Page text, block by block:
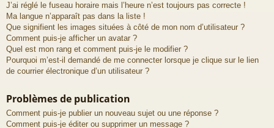
J’ai réglé le fuseau horaire mais l’heure n’est toujours pas correcte !
Ma langue n’apparaît pas dans la liste !
Que signifient les images situées à côté de mon nom d’utilisateur ?
Comment puis-je afficher un avatar ?
Quel est mon rang et comment puis-je le modifier ?
Pourquoi m’est-il demandé de me connecter lorsque je clique sur le lien
de courrier électronique d’un utilisateur ?
Problèmes de publication
Comment puis-je publier un nouveau sujet ou une réponse ?
Comment puis-je éditer ou supprimer un message ?